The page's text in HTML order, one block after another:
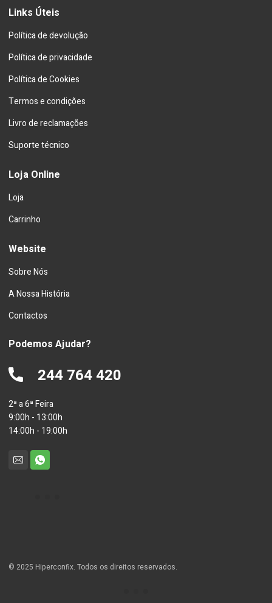
Links Úteis
Política de devolução
Política de privacidade
Política de Cookies
Termos e condições
Livro de reclamações
Suporte técnico
Loja Online
Loja
Carrinho
Website
Sobre Nós
A Nossa História
Contactos
Podemos Ajudar?
244 764 420
2ª a 6ª Feira
9:00h - 13:00h
14:00h - 19:00h
© 2025 Hiperconfix. Todos os direitos reservados.